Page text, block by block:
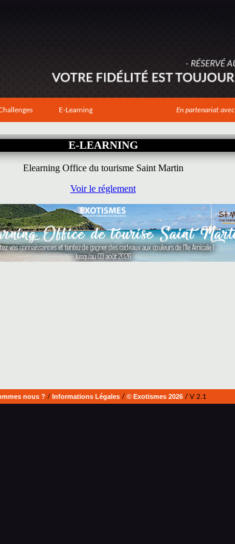
E-Learning En partenariat avec
nous ? / Informations Légales/ © Exotismes 2026/ V 2.1